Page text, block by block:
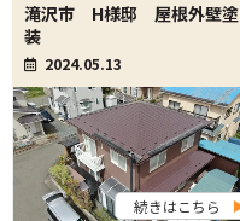
滝沢市 H様邸 屋根外壁塗
装
2024.05.13
続きはこちら
ム工事